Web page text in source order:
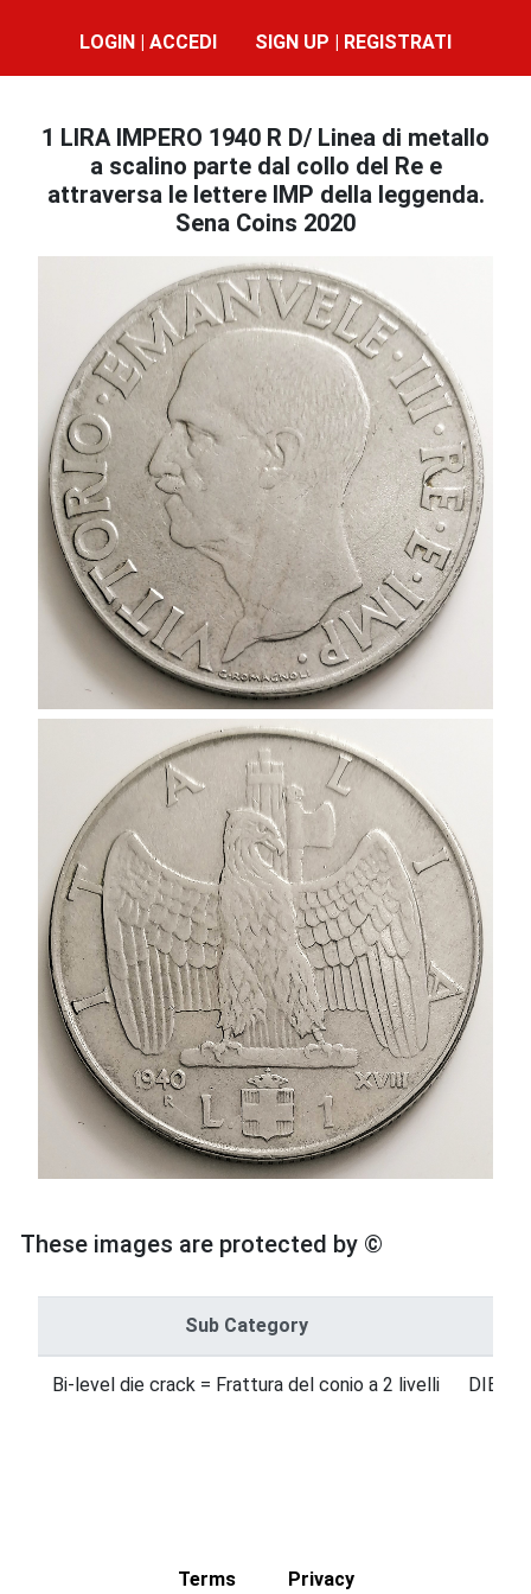
LOGIN | ACCEDI SIGN UP | REGISTRATI
1 LIRA IMPERO 1940 R D/ Linea di metallo
a scalino parte dal collo del Re e
attraversa le lettere IMP della leggenda.
Sena Coins 2020
These images are protected by ©
Sub Category
Bi-level die crack = Frattura del conio a 2 livelli DIE
Terms Privacy